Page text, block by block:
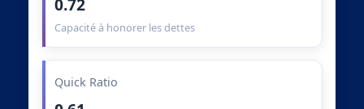
0.72
Capacité à honorer les dettes
Quick Ratio